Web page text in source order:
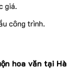
giá.
công trình.
hoa văn tại Hà